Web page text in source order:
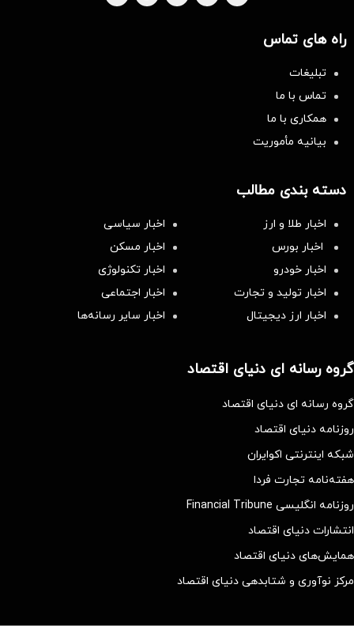
راه های تماس
تبلیغات
تماس با ما
همکاری با ما
بیانیه مأموریت
دسته بندی مطالب
اخبار طلا و ارز
اخبار سیاسی
اخبار بورس
اخبار مسکن
اخبار خودرو
اخبار تکنولوژی
اخبار تولید و تجارت
اخبار اجتماعی
اخبار ارز دیجیتال
اخبار سایر رسانه‌‌ها
گروه رسانه ای دنیای اقتصاد
گروه رسانه ای دنیای اقتصاد
روزنامه دنیای اقتصاد
شبکه اینترنتی اکوایران
هفته‌نامه تجارت فردا
روزنامه انگلیسی Financial Tribune
انتشارات دنیای اقتصاد
همایش‌های دنیای اقتصاد
مرکز نوآوری و شتابدهی دنیای اقتصاد